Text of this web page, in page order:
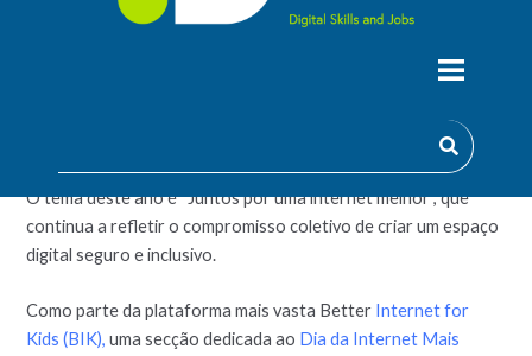
O Dia da Internet Mais Segura (SID)é um evento mundial
celebrado com o objetivo de criar uma Internet mais segura
para todos os utilizadores, especialmente para os jovens. Este
O tema deste ano é “Juntos por uma internet melhor”, que
continua a refletir o compromisso coletivo de criar um espaço
digital seguro e inclusivo.
Como parte da plataforma mais vasta Better Internet for
Kids (BIK), uma secção dedicada ao Dia da Internet Mais